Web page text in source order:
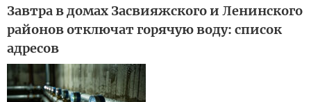
Завтра в домах Засвияжского и Ленинского
районов отключат горячую воду: список
адресов